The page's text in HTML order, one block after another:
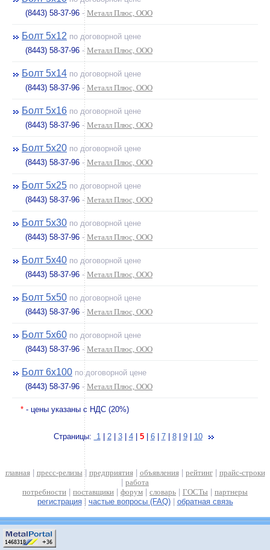
(8443) 58-37-96 - Металл Плюс, ООО
Болт 5х12 по договорной цене
(8443) 58-37-96 - Металл Плюс, ООО
Болт 5х14 по договорной цене
(8443) 58-37-96 - Металл Плюс, ООО
Болт 5х16 по договорной цене
(8443) 58-37-96 - Металл Плюс, ООО
Болт 5х20 по договорной цене
(8443) 58-37-96 - Металл Плюс, ООО
Болт 5х25 по договорной цене
(8443) 58-37-96 - Металл Плюс, ООО
Болт 5х30 по договорной цене
(8443) 58-37-96 - Металл Плюс, ООО
Болт 5х40 по договорной цене
(8443) 58-37-96 - Металл Плюс, ООО
Болт 5х50 по договорной цене
(8443) 58-37-96 - Металл Плюс, ООО
Болт 5х60 по договорной цене
(8443) 58-37-96 - Металл Плюс, ООО
Болт 6х100 по договорной цене
(8443) 58-37-96 - Металл Плюс, ООО
* - цены указаны с НДС (20%)
Страницы: 1| 2| 3| 4| 5| 6| 7| 8| 9| 10
главная| пресс-релизы | предприятия| объявления| рейтинг| прайс-строки
работа
потребности
поставщики форум словарь ГОСТы
партнеры
регистрация| частые вопросы (FAQ)| обратная связь